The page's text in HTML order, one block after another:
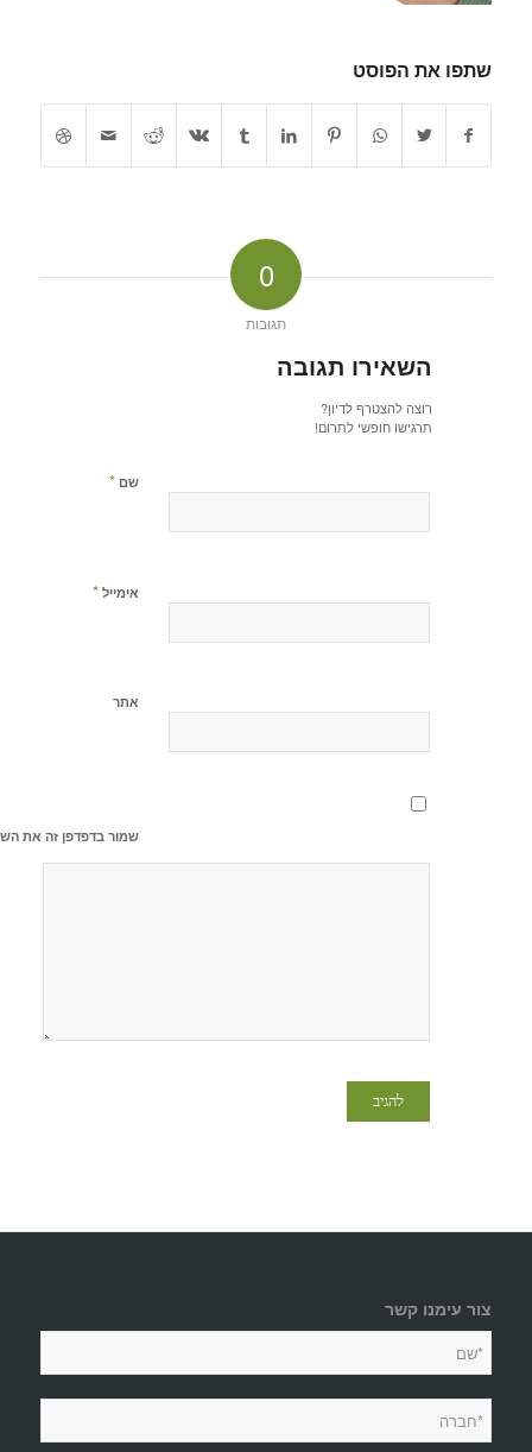
שתפו את הפוסט
0
תגובות
השאירו תגובה
רוצה להצטרף לדיון?
תרגישו חופשי לתרום!
שם *
אימייל *
אתר
שמור בדפדפן זה את
צור עימנו קשר